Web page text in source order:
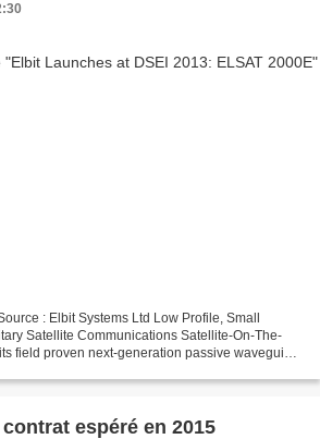
: Elbit Systems Ltd Low Profile, Small
Satellite Communications Satellite-On-The-
field proven next-generation passive waveguide
espéré en 2015